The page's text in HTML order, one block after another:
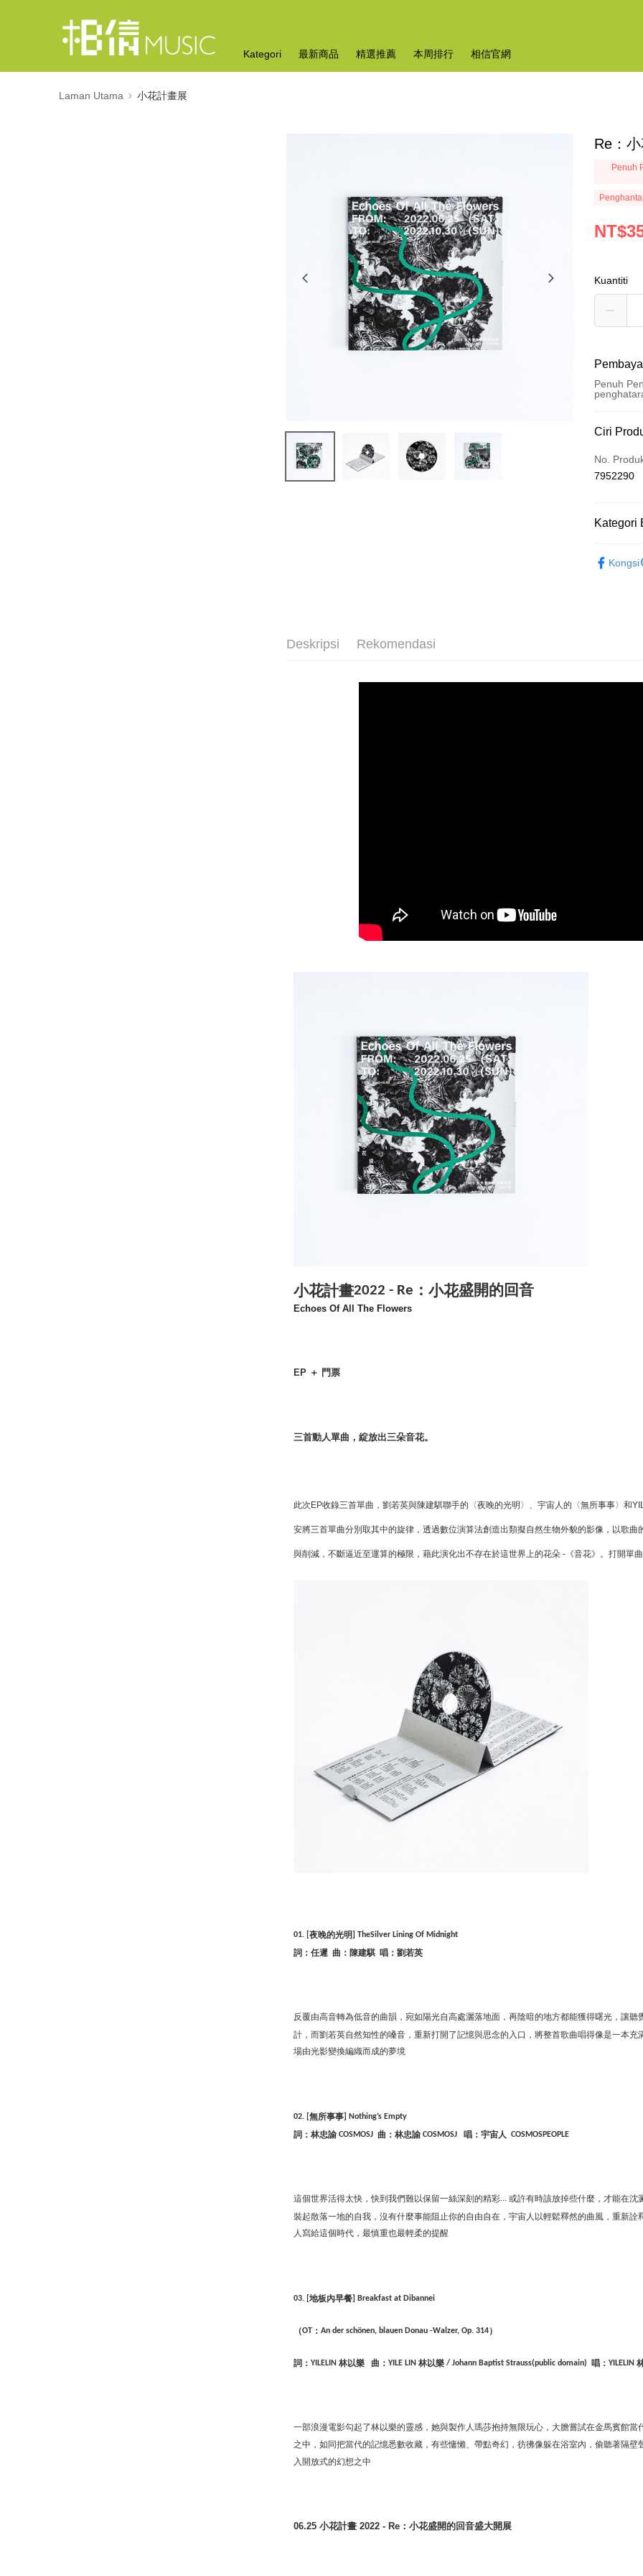
Kategori 最新商品 精選推薦 本周排行 相信官網
Laman Utama 小花計畫展
Re：
Penuh
Kuantiti
Penuh
Kaedah
Kad
Easy
Pilihan
NT$1,000
Ciri
No.
7952290
Kategori
Kongsi
Deskripsi Rekomendasi
小花計畫2022 - Re ：小花盛開的回音
Echoes Of All The Flowers
EP ＋ 門票
三首動人單曲，綻放出三朵音花。
此次EP收錄三首單曲，劉若英與陳建騏聯手的〈夜晚的光明〉、宇宙人的〈無所事事〉和
安將三首單曲分別取其中的旋律，透過數位演算法創造出類擬自然生物外貌的影像，以歌
與削減，不斷逼近至運算的極限，藉此演化出不存在於這世界上的花朵 - 《音花》。打開單
01. [夜晚的光明] TheSilver Lining Of Midnight
詞：任遲 曲：陳建騏 唱：劉若英
反覆由高音轉為低音的曲韻，宛如陽光自高處灑落地面，再陰暗的地方都能獲得曙光，讓
計，而劉若英自然知性的嗓音，重新打開了記憶與思念的入口，將整首歌曲唱得像是一本
場由光影變換編織而成的夢境
02. [無所事事] Nothing’s Empty
詞：林忠諭 COSMOSJ曲：林忠諭 COSMOSJ 唱：宇宙人 COSMOSPEOPLE
這個世界活得太快，快到我們難以保留一絲深刻的精彩...或許有時該放掉些什麼，才能在沈
裝起散落一地的自我，沒有什麼事能阻止你的自由自在，宇宙人以輕鬆釋然的曲風，重新
人寫給這個時代，最慎重也最輕柔的提醒
03. [地板內早餐] Breakfast at Dibannei
（OT ：An der schönen, blauen Donau -Walzer, Op. 314）
詞：YILELIN林以樂 曲：YILE LIN林以樂 / Johann Baptist Strauss(public domain)唱：YILELIN
一部浪漫電影勾起了林以樂的靈感，她與製作人瑪莎抱持無限玩心，大膽嘗試在金馬賓館
之中，如同把當代的記憶悉數收藏，有些慵懶、帶點奇幻，彷彿像躲在浴室內，偷聽著隔
入開放式的幻想之中
06.25小花計畫 2022 - Re ：小花盛開的回音盛大開展